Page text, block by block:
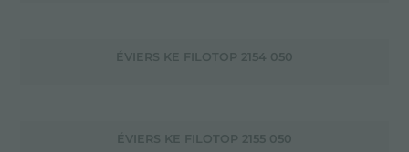
ÉVIERS KE FILOTOP 2154 050
ÉVIERS KE FILOTOP 2155 050